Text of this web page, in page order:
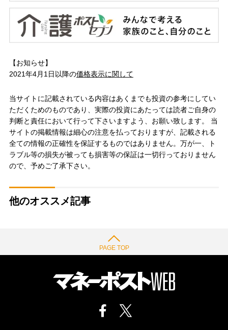
【お知らせ】
2021年4月1日以降の価格表示に関して
当サイトに記載されている内容はあくまでも投資の参考にしてい
ただくためのものであり、実際の投資にあたっては読者ご自身の
判断と責任において行って下さいますよう、お願い致します。 当
サイトの掲載情報は細心の注意を払っておりますが、記載される
全ての情報の正確性を保証するものではありません。万が一、ト
ラブル等の損失が被っても損害等の保証は一切行っておりません
ので、予めご了承下さい。
他のオススメ記事
PAGE TOP